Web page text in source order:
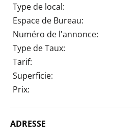
Type de local:
Espace de Bureau:
Numéro de l'annonce:
Type de Taux:
Tarif:
Superficie:
Prix:
ADRESSE